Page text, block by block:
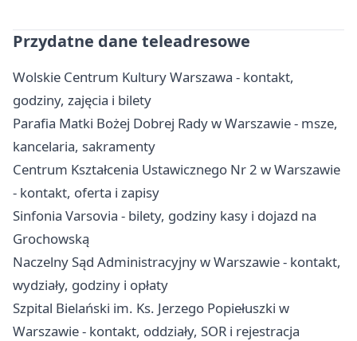
Przydatne dane teleadresowe
Wolskie Centrum Kultury Warszawa - kontakt,
godziny, zajęcia i bilety
Parafia Matki Bożej Dobrej Rady w Warszawie - msze,
kancelaria, sakramenty
Centrum Kształcenia Ustawicznego Nr 2 w Warszawie
- kontakt, oferta i zapisy
Sinfonia Varsovia - bilety, godziny kasy i dojazd na
Grochowską
Naczelny Sąd Administracyjny w Warszawie - kontakt,
wydziały, godziny i opłaty
Szpital Bielański im. Ks. Jerzego Popiełuszki w
Warszawie - kontakt, oddziały, SOR i rejestracja